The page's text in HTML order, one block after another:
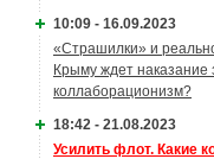
10:09 - 16.09.2023
«Страшилки» и
Крыму ждет наказание
коллаборационизм?
18:42 - 21.08.2023
Усилить флот. Какие